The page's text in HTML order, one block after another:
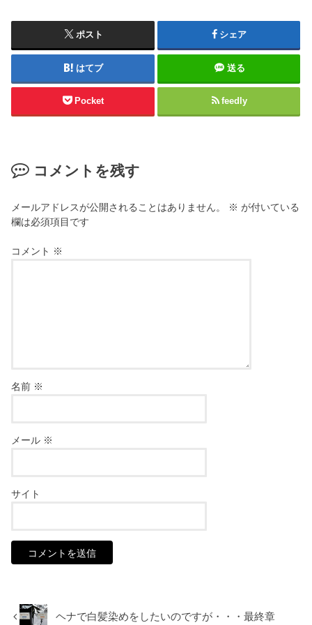
ポスト シェア
はてブ 送る
Pocket feedly
コメントを残す
メールアドレスが公開されることはありません。 ※ が付いている
欄は必須項目です
コメント ※
名前 ※
メール ※
サイト
ヘナで白髪染めをしたいのですが・・・最終章